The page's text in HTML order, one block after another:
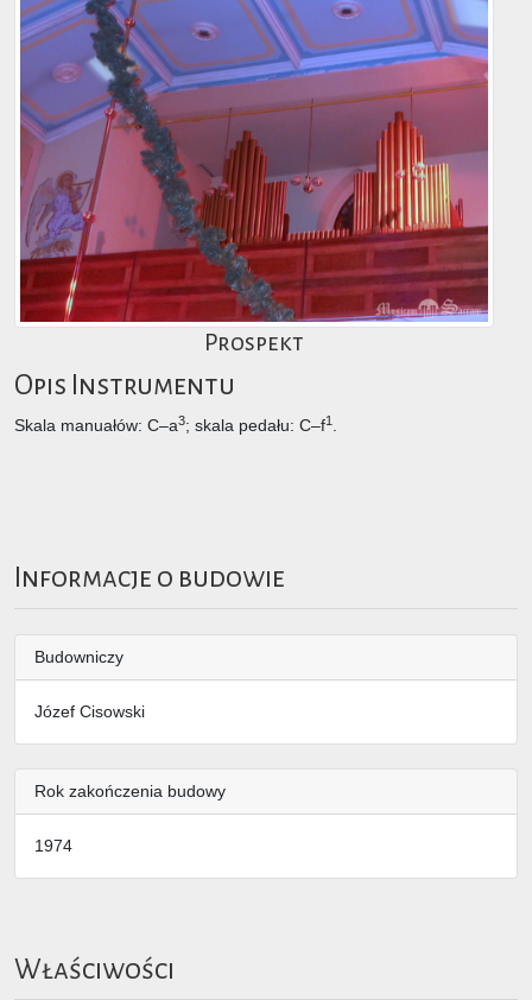
Prospekt
Opis Instrumentu
Skala manuałów: C–a3; skala pedału: C–f1
Informacje o budowie
Budowniczy
Józef Cisowski
Rok zakończenia budowy
1974
Właściwości